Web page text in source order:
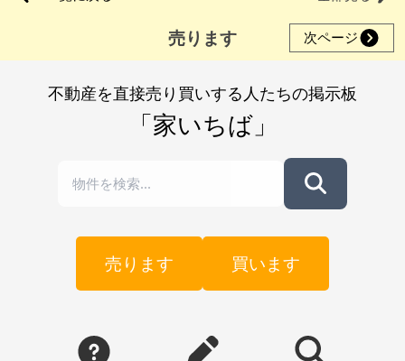
売ります 次ページ
不動産を直接売り買いする人たちの掲示板
「家いちば」
売ります 買います